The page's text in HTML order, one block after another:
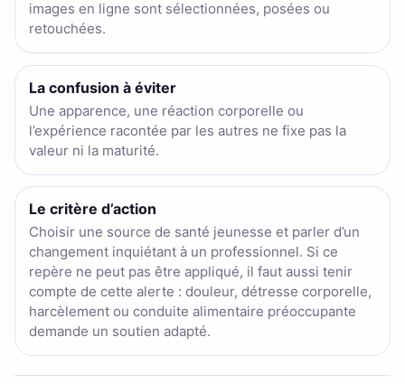
images en ligne sont sélectionnées, posées ou
retouchées.
La confusion à éviter
Une apparence, une réaction corporelle ou
l’expérience racontée par les autres ne fixe pas la
valeur ni la maturité.
Le critère d’action
Choisir une source de santé jeunesse et parler d’un
changement inquiétant à un professionnel. Si ce
repère ne peut pas être appliqué, il faut aussi tenir
compte de cette alerte : douleur, détresse corporelle,
harcèlement ou conduite alimentaire préoccupante
demande un soutien adapté.